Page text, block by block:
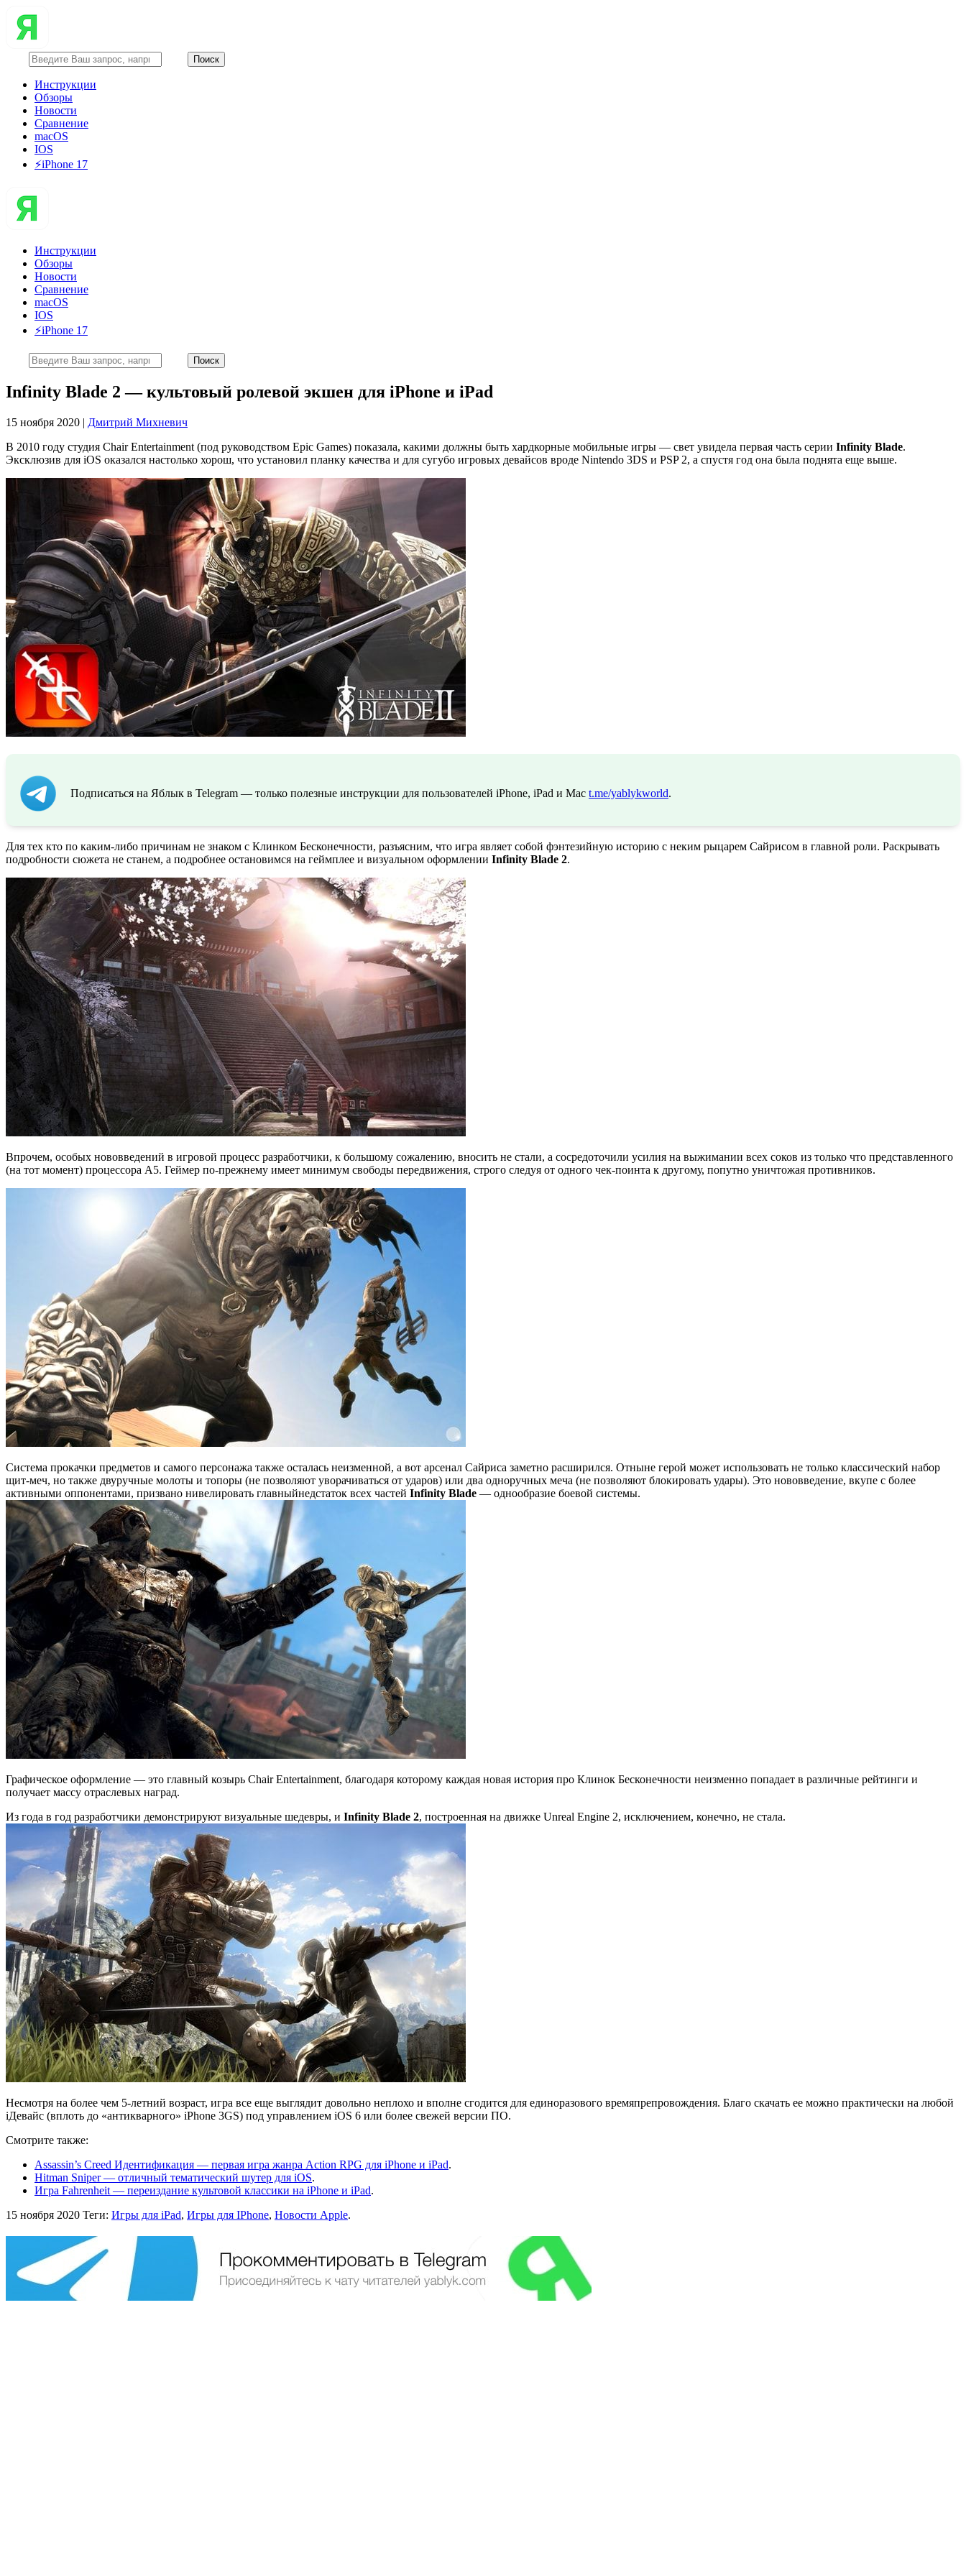
Инструкции
Обзоры
Новости
Сравнение
macOS
IOS
⚡️iPhone 17
Инструкции
Обзоры
Новости
Сравнение
macOS
IOS
⚡️iPhone 17
Infinity Blade 2 — культовый ролевой экшен для iPhone и iPad
15 ноября 2020 | Дмитрий Михневич
В 2010 году студия Chair Entertainment (под руководством Epic Games) показала, какими должны быть хардкорные мобильные игры — свет увидела первая часть серии Infinity Blade.
Эксклюзив для iOS оказался настолько хорош, что установил планку качества и для сугубо игровых девайсов вроде Nintendo 3DS и PSP 2, а спустя год она была поднята еще выше.
Подписаться на Яблык в Telegram — только полезные инструкции для пользователей iPhone, iPad и Mac t.me/yablykworld.
Для тех кто по каким-либо причинам не знаком с Клинком Бесконечности, разъясним, что игра являет собой фэнтезийную историю с неким рыцарем Сайрисом в главной роли. Раскрывать
подробности сюжета не станем, а подробнее остановимся на геймплее и визуальном оформлении Infinity Blade 2.
Впрочем, особых нововведений в игровой процесс разработчики, к большому сожалению, вносить не стали, а сосредоточили усилия на выжимании всех соков из только что представленного
(на тот момент) процессора A5. Геймер по-прежнему имеет минимум свободы передвижения, строго следуя от одного чек-поинта к другому, попутно уничтожая противников.
Система прокачки предметов и самого персонажа также осталась неизменной, а вот арсенал Сайриса заметно расширился. Отныне герой может использовать не только классический набор
щит-меч, но также двуручные молоты и топоры (не позволяют уворачиваться от ударов) или два одноручных меча (не позволяют блокировать удары). Это нововведение, вкупе с более
активными оппонентами, призвано нивелировать главныйнедстаток всех частей Infinity Blade — однообразие боевой системы.
Графическое оформление — это главный козырь Chair Entertainment, благодаря которому каждая новая история про Клинок Бесконечности неизменно попадает в различные рейтинги и
получает массу отраслевых наград.
Из года в год разработчики демонстрируют визуальные шедевры, и Infinity Blade 2, построенная на движке Unreal Engine 2, исключением, конечно, не стала.
Несмотря на более чем 5-летний возраст, игра все еще выглядит довольно неплохо и вполне сгодится для единоразового времяпрепровождения. Благо скачать ее можно практически на любой
iДевайс (вплоть до «антикварного» iPhone 3GS) под управлением iOS 6 или более свежей версии ПО.
Смотрите также:
Assassin’s Creed Идентификация — первая игра жанра Action RPG для iPhone и iPad.
Hitman Sniper — отличный тематический шутер для iOS.
Игра Fahrenheit — переиздание культовой классики на iPhone и iPad.
15 ноября 2020 Теги: Игры для iPad, Игры для IPhone, Новости Apple.